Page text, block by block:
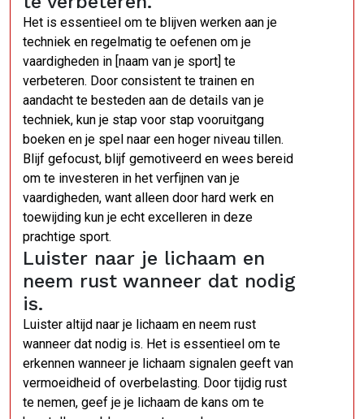
Het is essentieel om te blijven werken aan je
techniek en regelmatig te oefenen om je
vaardigheden in [naam van je sport] te
verbeteren. Door consistent te trainen en
aandacht te besteden aan de details van je
techniek, kun je stap voor stap vooruitgang
boeken en je spel naar een hoger niveau tillen.
Blijf gefocust, blijf gemotiveerd en wees bereid
om te investeren in het verfijnen van je
vaardigheden, want alleen door hard werk en
toewijding kun je echt excelleren in deze
prachtige sport.
Luister naar je lichaam en
neem rust wanneer dat nodig
is.
Luister altijd naar je lichaam en neem rust
wanneer dat nodig is. Het is essentieel om te
erkennen wanneer je lichaam signalen geeft van
vermoeidheid of overbelasting. Door tijdig rust
te nemen, geef je je lichaam de kans om te